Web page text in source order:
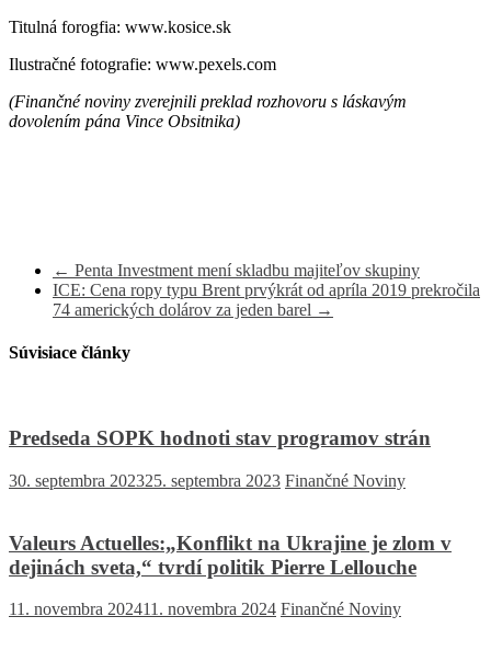
Titulná forogfia: www.kosice.sk
Ilustračné fotografie: www.pexels.com
(Finančné noviny zverejnili preklad rozhovoru s láskavým
dovolením pána Vince Obsitnika)
← Penta Investment mení skladbu majiteľov skupiny
ICE: Cena ropy typu Brent prvýkrát od apríla 2019 prekročila
74 amerických dolárov za jeden barel →
Súvisiace články
Predseda SOPK hodnoti stav programov strán
30. septembra 202325. septembra 2023 Finančné Noviny
Valeurs Actuelles:„Konflikt na Ukrajine je zlom v
dejinách sveta,“ tvrdí politik Pierre Lellouche
11. novembra 202411. novembra 2024 Finančné Noviny